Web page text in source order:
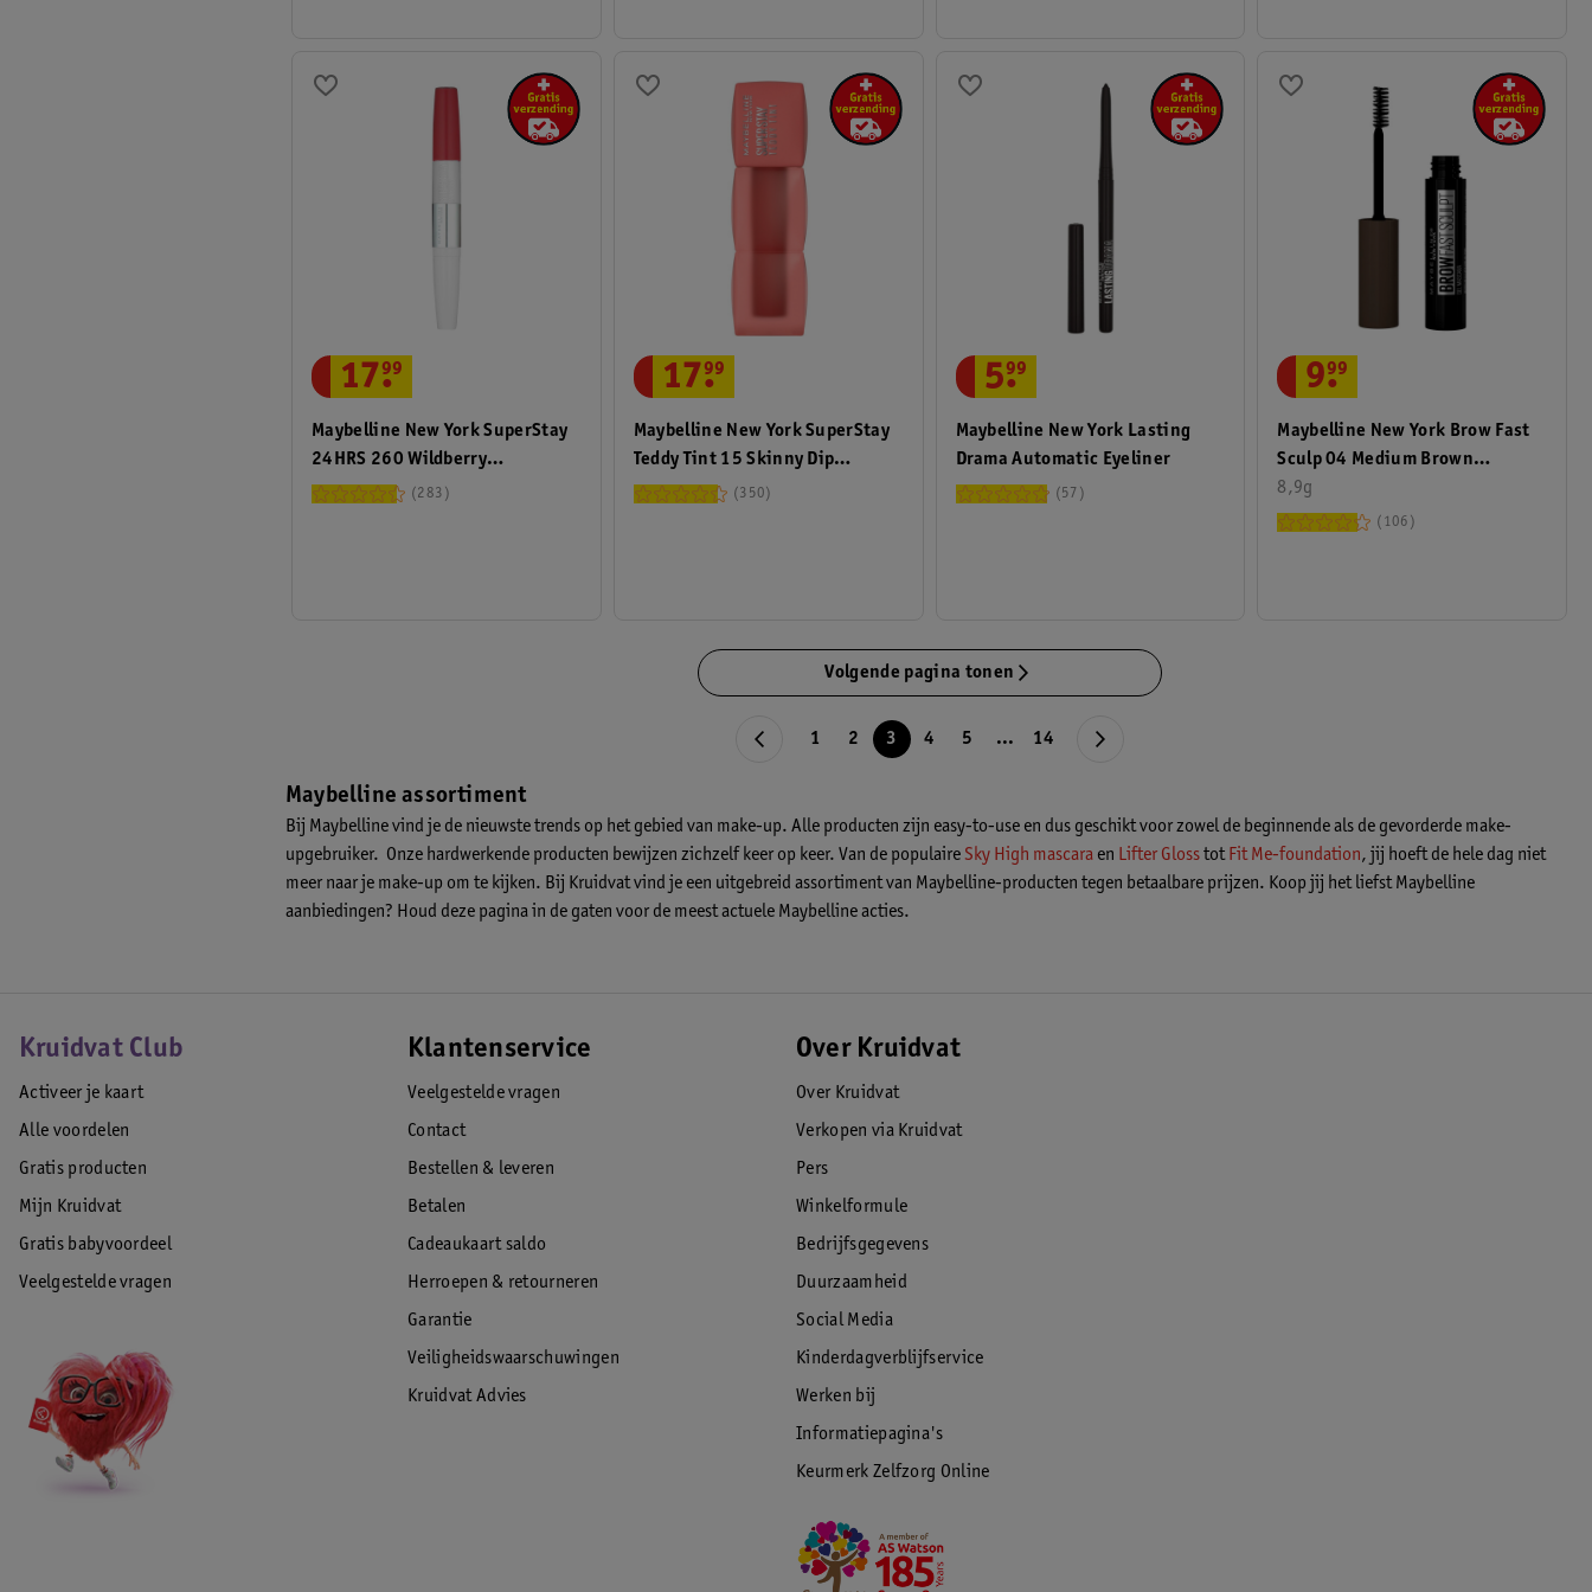
Maybelline New York SuperStay
24HRS 260 Wildberry
Lippenstift
17.
99
283
Maybelline New York SuperStay
Teddy Tint 15 Skinny Dip
Lippenstift
17.
99
350
Maybelline New York Lasting
Drama Automatic Eyeliner
5.
99
57
Maybelline New York Brow Fast
Sculp 04 Medium Brown
Wenkbrauwmascara
8,9g
9.
99
106
Volgende pagina tonen
1 2 3 4 5 ... 14
Maybelline assortiment
Bij Maybelline vind je de nieuwste trends op het gebied van make-up. Alle producten zijn easy-to-use en dus geschikt voor zowel de beginnende als de gevorderde make-
upgebruiker. Onze hardwerkende producten bewijzen zichzelf keer op keer. Van de populaire Sky High mascara en Lifter Glosstot Fit Me-foundation, jij hoeft de hele dag niet
meer naar je make-up om te kijken. Bij Kruidvat vind je een uitgebreid assortiment van Maybelline-producten tegen betaalbare prijzen. Koop jij het liefst Maybelline
aanbiedingen? Houd deze pagina in de gaten voor de meest actuele Maybelline acties.
Kruidvat Club
Activeer je kaart
Alle voordelen
Gratis producten
Mijn Kruidvat
Gratis babyvoordeel
Veelgestelde vragen
Klantenservice
Veelgestelde vragen
Contact
Bestellen & leveren
Betalen
Cadeaukaart saldo
Herroepen & retourneren
Garantie
Veiligheidswaarschuwingen
Kruidvat Advies
Over Kruidvat
Over Kruidvat
Verkopen via Kruidvat
Pers
Winkelformule
Bedrijfsgegevens
Duurzaamheid
Social Media
Kinderdagverblijfservice
Werken bij
Informatiepagina's
Keurmerk Zelfzorg Online